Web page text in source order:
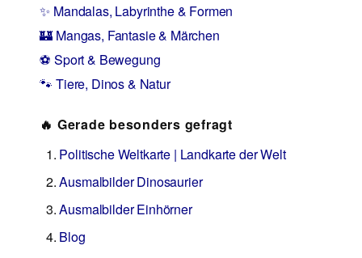
✨ Mandalas, Labyrinthe & Formen
🏰 Mangas, Fantasie & Märchen
⚽ Sport & Bewegung
🐾 Tiere, Dinos & Natur
🔥 Gerade besonders gefragt
Politische Weltkarte | Landkarte der Welt
Ausmalbilder Dinosaurier
Ausmalbilder Einhörner
Blog